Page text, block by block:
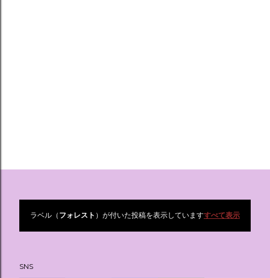
投ラベル（ フォレスト ）が付いた投稿を表示していますすべて表示
SNS